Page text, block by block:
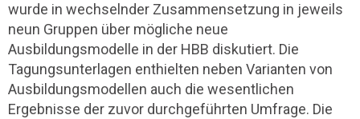
wurde in wechselnder Zusammensetzung in jeweils
neun Gruppen über mögliche neue
Ausbildungsmodelle in der HBB diskutiert. Die
Tagungsunterlagen enthielten neben Varianten von
Ausbildungsmodellen auch die wesentlichen
Ergebnisse der zuvor durchgeführten Umfrage. Die